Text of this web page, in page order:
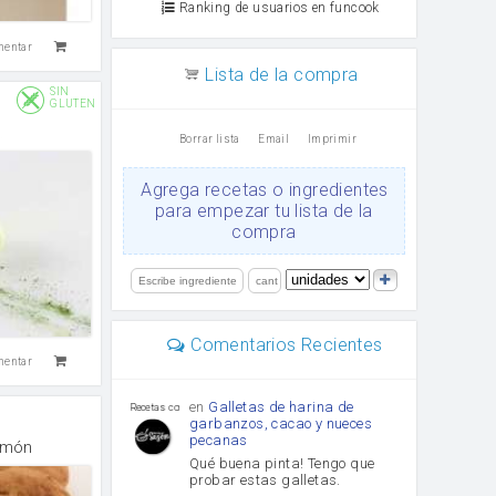
SIN
GLUTEN
Ranking de usuarios en funcook
Lista de la compra
Borrar lista Email Imprimir
Agrega recetas o ingredientes
para empezar tu lista de la
compra
Comentarios Recientes
Recetas con sazon
en Galletas de harina de
garbanzos, cacao y nueces
pecanas
Qué buena pinta! Tengo que
probar estas galletas.